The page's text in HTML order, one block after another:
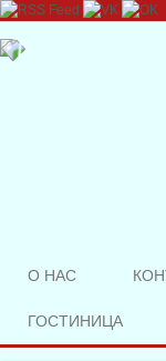
О НАС
ГОСТИНИЦА